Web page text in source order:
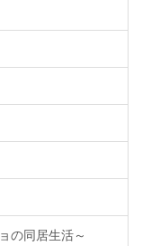
の同居生活～